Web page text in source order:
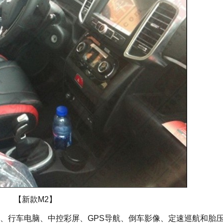
【新款M2】
车电脑、中控彩屏、GPS导航、倒车影像、定速巡航和胎